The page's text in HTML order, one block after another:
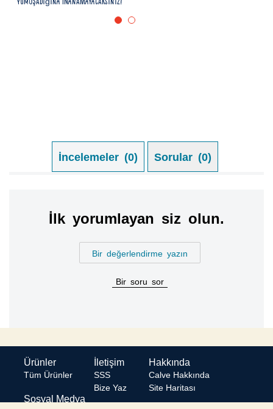
İncelemeler (0) Sorular (0)
İlk yorumlayan siz olun.
Bir değerlendirme yazın
Bir soru sor
Ürünler
Tüm Ürünler
İletişim
SSS
Bize Yaz
Hakkında
Calve Hakkında
Site Haritası
Sosyal Medya